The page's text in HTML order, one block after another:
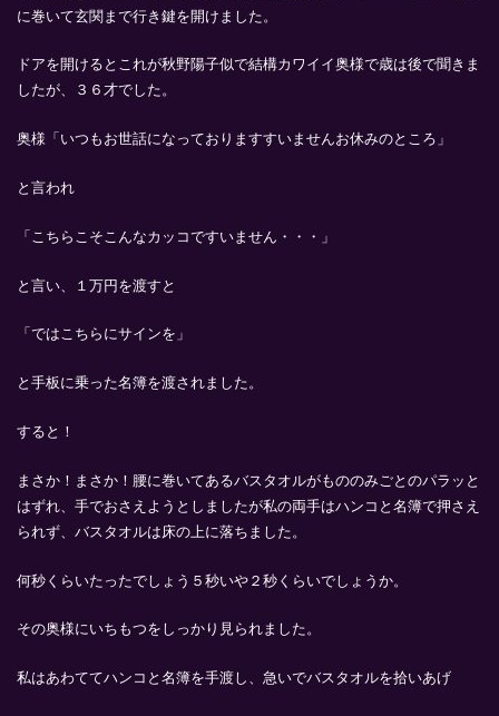
に巻いて玄関まで行き鍵を開けました。
ドアを開けるとこれが秋野陽子似で結構カワイイ奥様で歳は後で聞きま
したが、３６才でした。
奥様「いつもお世話になっておりますすいませんお休みのところ」
と言われ
「こちらこそこんなカッコですいません・・・」
と言い、１万円を渡すと
「ではこちらにサインを」
と手板に乗った名簿を渡されました。
すると！
まさか！まさか！腰に巻いてあるバスタオルがもののみごとのパラッと
はずれ、手でおさえようとしましたが私の両手はハンコと名簿で押さえ
られず、バスタオルは床の上に落ちました。
何秒くらいたったでしょう５秒いや２秒くらいでしょうか。
その奥様にいちもつをしっかり見られました。
私はあわててハンコと名簿を手渡し、急いでバスタオルを拾いあげ